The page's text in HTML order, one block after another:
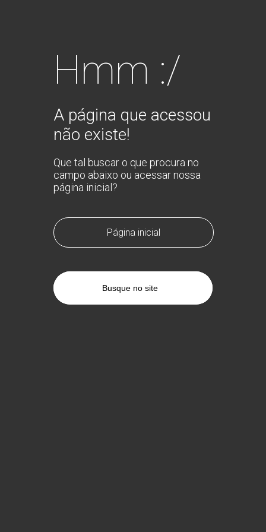
Hmm :/
A página que acessou
não existe!
Que tal buscar o que procura no
campo abaixo ou acessar nossa
página inicial?
Página inicial